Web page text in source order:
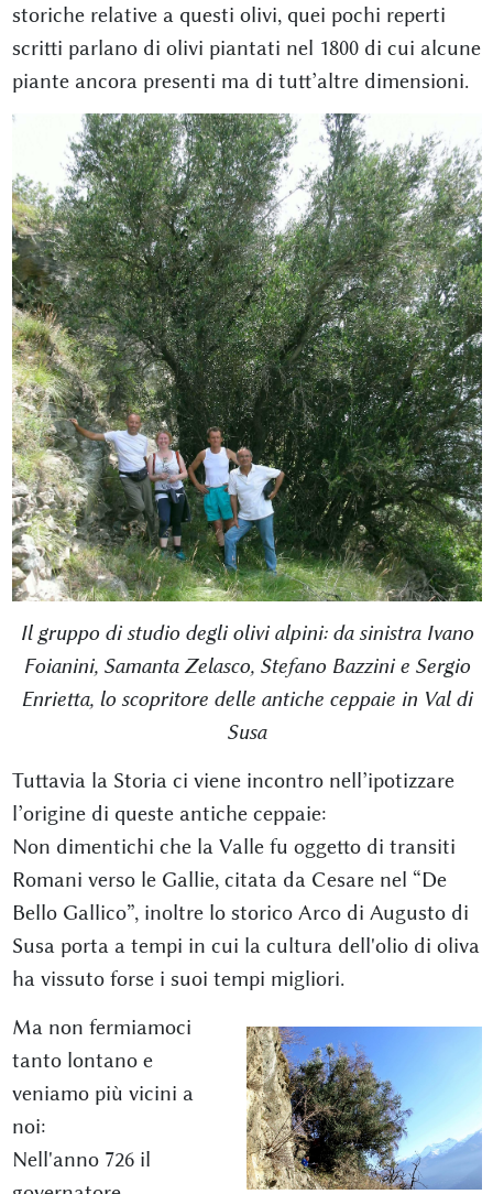
storiche relative a questi olivi, quei pochi reperti
scritti parlano di olivi piantati nel 1800 di cui alcune
piante ancora presenti ma di tutt’altre dimensioni.
Il gruppo di studio degli olivi alpini: da sinistra Ivano
Foianini, Samanta Zelasco, Stefano Bazzini e Sergio
Enrietta, lo scopritore delle antiche ceppaie in Val di
Susa
Tuttavia la Storia ci viene incontro nell’ipotizzare
l’origine di queste antiche ceppaie:
Non dimentichi che la Valle fu oggetto di transiti
Romani verso le Gallie, citata da Cesare nel “De
Bello Gallico”, inoltre lo storico Arco di Augusto di
Susa porta a tempi in cui la cultura dell'olio di oliva
ha vissuto forse i suoi tempi migliori.
Ma non fermiamoci
tanto lontano e
veniamo più vicini a
noi:
Nell'anno 726 il